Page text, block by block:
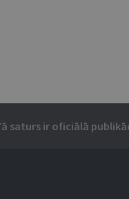
saturs ir oficiālā